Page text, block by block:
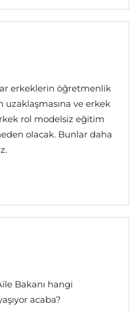
erkeklerin öğretmenlik
uzaklaşmasına ve erkek
rol modelsiz eğitim
olacak. Bunlar daha
Bakanı hangi
acaba?